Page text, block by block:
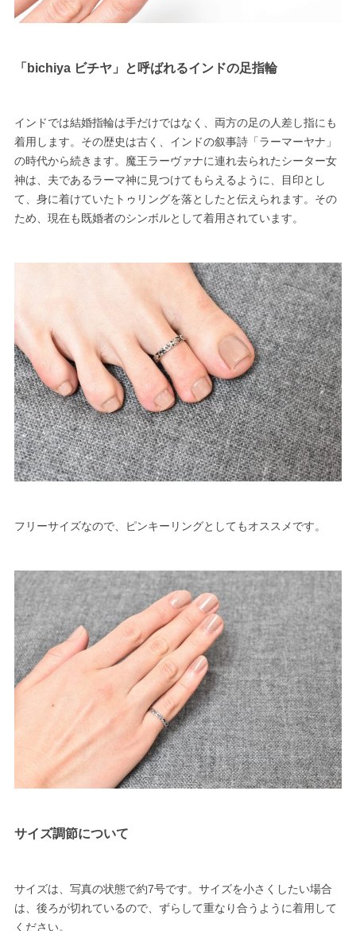
「bichiya ビチヤ」と呼ばれるインドの足指輪
インドでは結婚指輪は手だけではなく、両方の足の人差し指にも
着用します。その歴史は古く、インドの叙事詩「ラーマーヤナ」
の時代から続きます。魔王ラーヴァナに連れ去られたシーター女
神は、夫であるラーマ神に見つけてもらえるように、目印とし
て、身に着けていたトゥリングを落としたと伝えられます。その
ため、現在も既婚者のシンボルとして着用されています。
フリーサイズなので、ピンキーリングとしてもオススメです。
サイズ調節について
サイズは、写真の状態で約7号です。サイズを小さくしたい場合
は、後ろが切れているので、ずらして重なり合うように着用して
ください。